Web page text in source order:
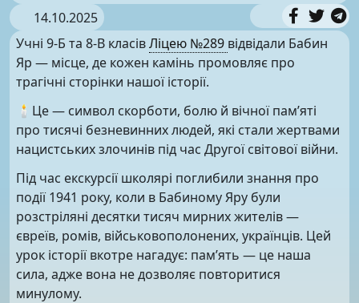
14.10.2025
Учні 9-Б та 8-В класівЛіцею №289 відвідали Бабин
Яр — місце, де кожен камінь промовляє про
трагічні сторінки нашої історії.
🕯Це — символ скорботи, болю й вічної пам’яті
про тисячі безневинних людей, які стали жертвами
нацистських злочинів під час Другої світової війни.
Під час екскурсії школярі поглибили знання про
події 1941 року, коли в Бабиному Яру були
розстріляні десятки тисяч мирних жителів —
євреїв, ромів, військовополонених, українців. Цей
урок історії вкотре нагадує: пам’ять — це наша
сила, адже вона не дозволяє повторитися
минулому.